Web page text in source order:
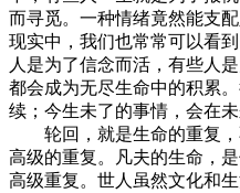
而寻觅。一种情绪竟然能支
现实中，我们也常常可以看
人是为了信念而活，有些人
都会成为无尽生命中的积累
续；今生未了的事情，会在未
轮回，就是生命的重复，
高级的重复。凡夫的生命，
高级重复。世人虽然文化和